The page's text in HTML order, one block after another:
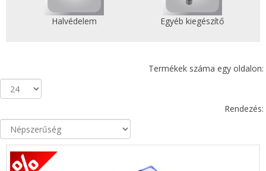
Halvédelem Egyéb kiegészítő
Termékek száma egy oldalon:
Rendezés: